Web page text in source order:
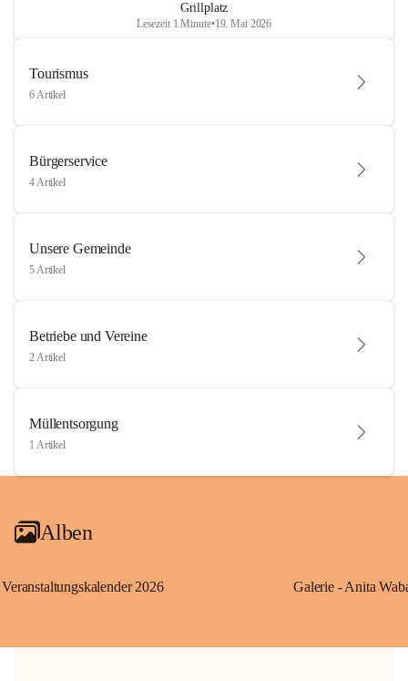
Grillplatz
Lesezeit 1 Minute•19. Mai 2026
Tourismus
6 Artikel
Bürgerservice
4 Artikel
Unsere Gemeinde
5 Artikel
Betriebe und Vereine
2 Artikel
Müllentsorgung
1 Artikel
Alben
Veranstaltungskalender 2026 Galerie - Anita